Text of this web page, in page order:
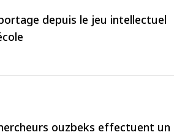
depuis le jeu intellectuel
ouzbeks effectuent un